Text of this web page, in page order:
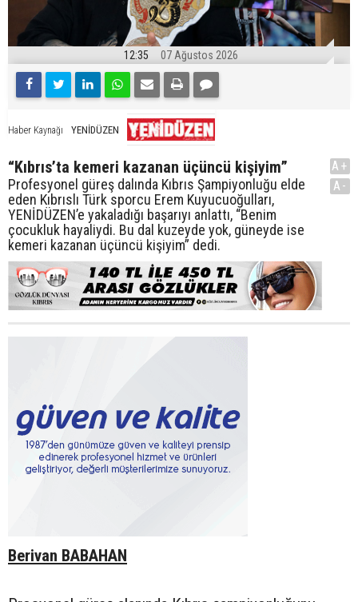
12:35 07 Ağustos 2026
Haber Kaynağı YENİDÜZEN
“Kıbrıs’ta kemeri kazanan üçüncü kişiyim”
Profesyonel güreş dalında Kıbrıs Şampiyonluğu elde
eden Kıbrıslı Türk sporcu Erem Kuyucuoğulları,
YENİDÜZEN’e yakaladığı başarıyı anlattı, “Benim
çocukluk hayaliydi. Bu dal kuzeyde yok, güneyde ise
kemeri kazanan üçüncü kişiyim” dedi.
A+
A-
Berivan BABAHAN